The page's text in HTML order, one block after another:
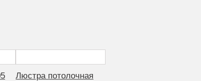
Люстра потолочная